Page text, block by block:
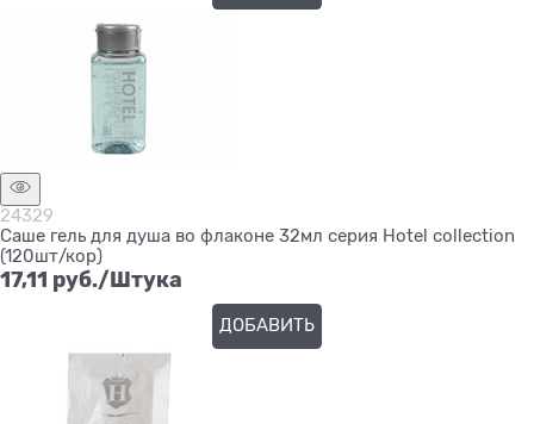
24329
Саше гель для душа во флаконе 32мл серия Hotel сollection
(120шт/кор)
17,11 руб./Штука
ДОБАВИТЬ